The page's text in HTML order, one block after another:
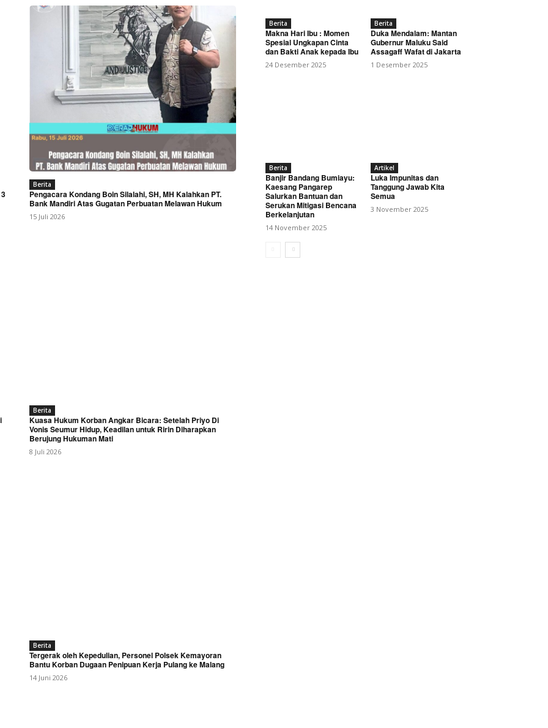
Berita
Pengacara Kondang Boin Silalahi, SH, MH Kalahkan PT.
Bank Mandiri Atas Gugatan Perbuatan Melawan Hukum
15 Juli 2026
Berita
Kuasa Hukum Korban Angkar Bicara: Setelah Priyo Di
Vonis Seumur Hidup, Keadilan untuk Ririn Diharapkan
Berujung Hukuman Mati
8 Juli 2026
Berita
Tergerak oleh Kepedulian, Personel Polsek Kemayoran
Bantu Korban Dugaan Penipuan Kerja Pulang ke Malang
14 Juni 2026
Berita
Makna Hari Ibu : Momen
Spesial Ungkapan Cinta
dan Bakti Anak kepada Ibu
24 Desember 2025
Berita
Duka Mendalam: Mantan
Gubernur Maluku Said
Assagaff Wafat di Jakarta
1 Desember 2025
Berita
Banjir Bandang Bumiayu:
Kaesang Pangarep
Salurkan Bantuan dan
Serukan Mitigasi Bencana
Berkelanjutan
14 November 2025
Artikel
Luka Impunitas dan
Tanggung Jawab Kita
Semua
3 November 2025